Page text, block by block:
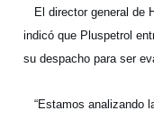
El director general de
indicó que Pluspetrol
su despacho para ser
“Estamos analizando